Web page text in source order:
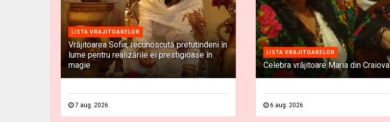
LISTA VRAJITOARELOR
Vrăjitoarea Sofia, recunoscută pretutindeni în
lume pentru realizările ei prestigioase în
magie
7 aug. 2026
LISTA VRAJITOARELOR
Celebra vrăjitoare Maria din Craiova
6 aug. 2026